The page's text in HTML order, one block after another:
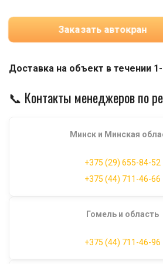
Заказать автокран
Доставка на объект в течении
📞 Контакты менеджеров по
Минск и Минская
+375 (29) 655-84-52
+375 (44) 711-46-66
Гомель и область
+375 (44) 711-46-96